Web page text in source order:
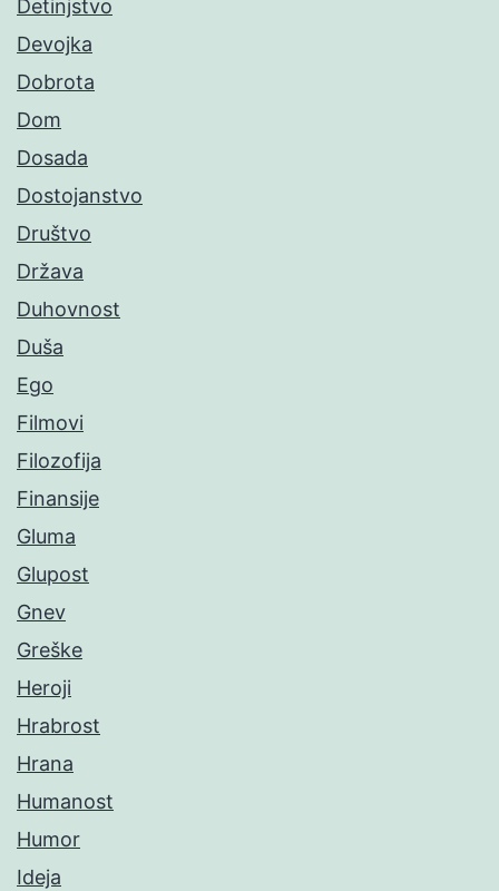
Detinjstvo
Devojka
Dobrota
Dom
Dosada
Dostojanstvo
Društvo
Država
Duhovnost
Duša
Ego
Filmovi
Filozofija
Finansije
Gluma
Glupost
Gnev
Greške
Heroji
Hrabrost
Hrana
Humanost
Humor
Ideja